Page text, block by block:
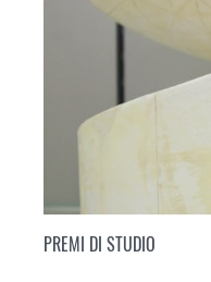
PREMI DI STUDIO